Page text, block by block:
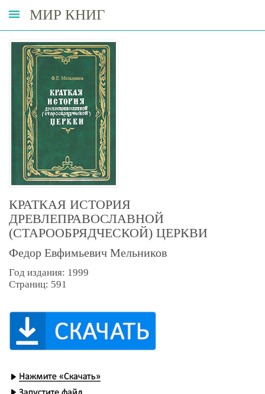
МИР КНИГ
КРАТКАЯ ИСТОРИЯ
ДРЕВЛЕПРАВОСЛАВНОЙ
(СТАРООБРЯДЧЕСКОЙ) ЦЕРКВИ
Федор Евфимьевич Мельников
Год издания: 1999
Страниц: 591